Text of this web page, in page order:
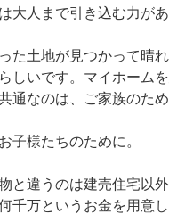
大人まで引き込む力が
た土地が見つかって晴
しいです。マイホーム
通なのは、ご家族のた
子様たちのために。
と違うのは建売住宅以
千万というお金を用意